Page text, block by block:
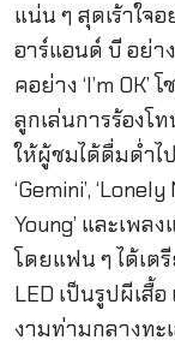
แน่น ๆ สุดเร้าใจอ
อาร์แอนด์ บี อย่า
คอย่าง ‘I’m
ลูกเล่นการร้องโท
ให้ผู้ชมได้ดื่มด่ำไ
‘Gemini’,
Young’ และเพล
โดยแฟน ๆ ได้เต
LED เป็นรูปผีเสื้อ
งามท่ามกลางทะ